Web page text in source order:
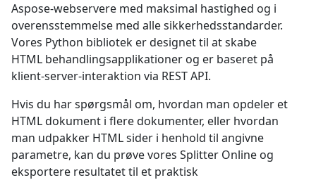
Aspose-webservere med maksimal hastighed og i
overensstemmelse med alle sikkerhedsstandarder.
Vores Python bibliotek er designet til at skabe
HTML behandlingsapplikationer og er baseret på
klient-server-interaktion via REST API.
Hvis du har spørgsmål om, hvordan man opdeler et
HTML dokument i flere dokumenter, eller hvordan
man udpakker HTML sider i henhold til angivne
parametre, kan du prøve vores Splitter Online og
eksportere resultatet til et praktisk